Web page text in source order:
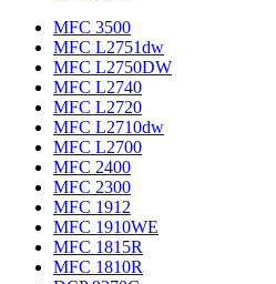
MFC 3500
MFC L2751dw
MFC L2750DW
MFC L2740
MFC L2720
MFC L2710dw
MFC L2700
MFC 2400
MFC 2300
MFC 1912
MFC 1910WE
MFC 1815R
MFC 1810R